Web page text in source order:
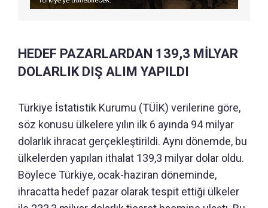
HEDEF PAZARLARDAN 139,3 MİLYAR
DOLARLIK DIŞ ALIM YAPILDI
Türkiye İstatistik Kurumu (TÜİK) verilerine göre,
söz konusu ülkelere yılın ilk 6 ayında 94 milyar
dolarlık ihracat gerçekleştirildi. Aynı dönemde, bu
ülkelerden yapılan ithalat 139,3 milyar dolar oldu.
Böylece Türkiye, ocak-haziran döneminde,
ihracatta hedef pazar olarak tespit ettiği ülkeler